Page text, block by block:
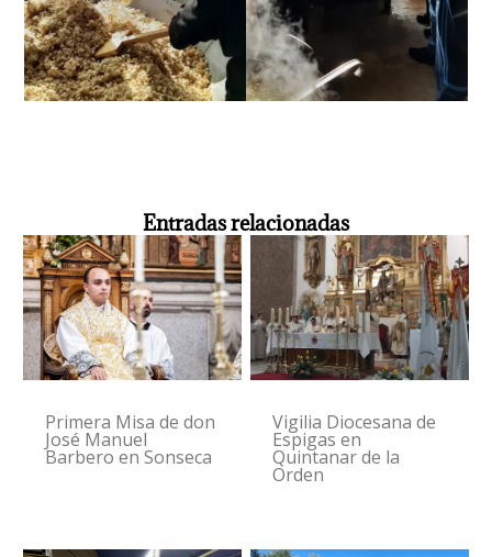
Entradas relacionadas
Primera Misa de don
José Manuel
Barbero en Sonseca
Vigilia Diocesana de
Espigas en
Quintanar de la
Orden